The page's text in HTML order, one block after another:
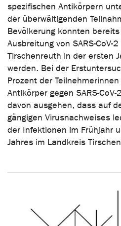
spezifischen Antikörpern
der überwältigenden
Bevölkerung konnten
Ausbreitung von SARS-CoV-
Tirschenreuth in der ersten
werden. Bei der
Prozent der
Antikörper gegen SARS-
davon ausgehen, dass auf
gängigen Virusnachweises
der Infektionen im Frühjahr
Jahres im Landkreis